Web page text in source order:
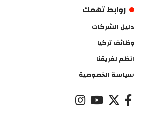
روابط تهمك
دليل الشركات
وظائف تركيا
انظم لفريقنا
سياسة الخصوصية